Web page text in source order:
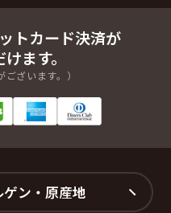
トカード決済が
ます。
ございます。）
ン・原産地